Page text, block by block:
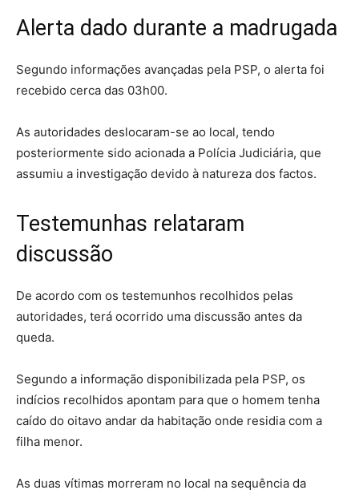
Alerta dado durante a madrugada
Segundo informações avançadas pela PSP, o alerta foi
recebido cerca das 03h00.
As autoridades deslocaram-se ao local, tendo
posteriormente sido acionada a Polícia Judiciária, que
assumiu a investigação devido à natureza dos factos.
Testemunhas relataram
discussão
De acordo com os testemunhos recolhidos pelas
autoridades, terá ocorrido uma discussão antes da
queda.
Segundo a informação disponibilizada pela PSP, os
indícios recolhidos apontam para que o homem tenha
caído do oitavo andar da habitação onde residia com a
filha menor.
As duas vítimas morreram no local na sequência da